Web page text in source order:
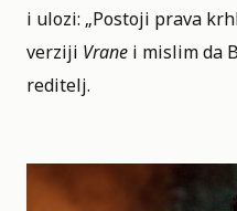
i ulozi: „Postoji prava
verziji Vrane i mislim da
reditelj.